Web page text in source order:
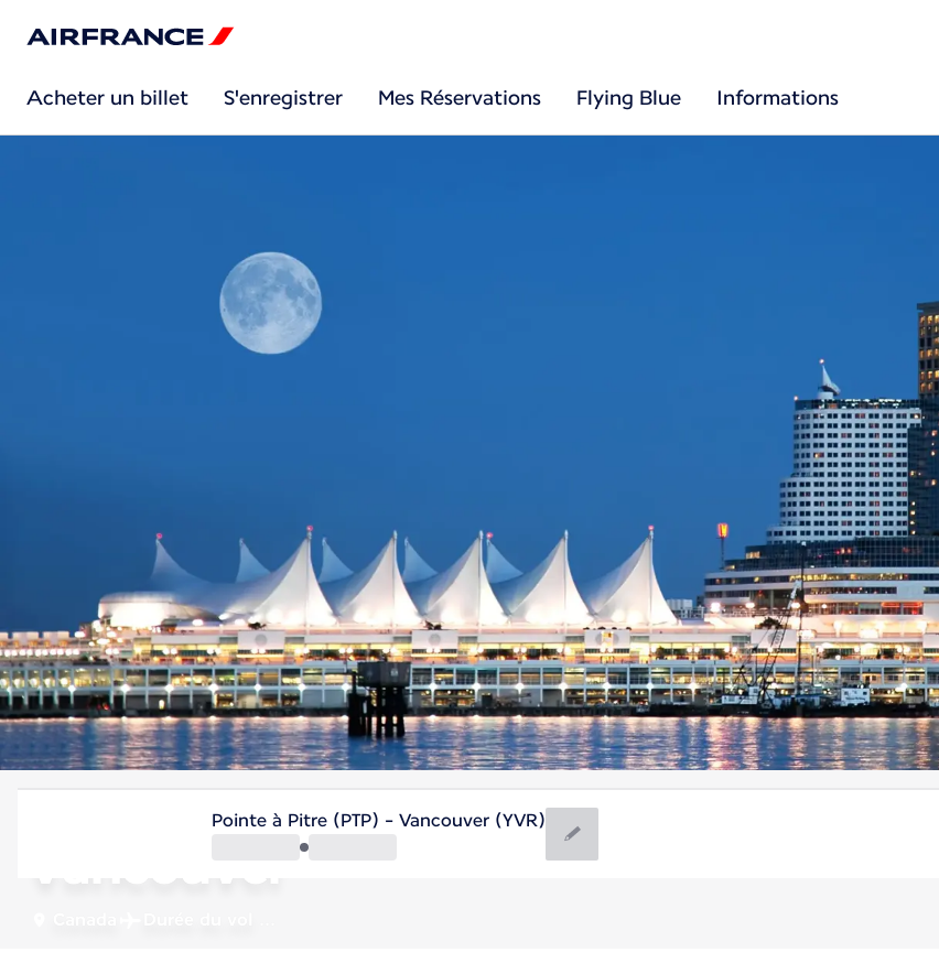
Acheter un billet S'enregistrer Mes Réservations Flying Blue Informations
Vancouver
Pointe à Pitre (PTP) - Vancouver (YVR)